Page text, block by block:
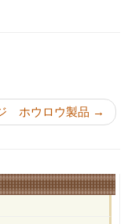
ホウロウ製品 →